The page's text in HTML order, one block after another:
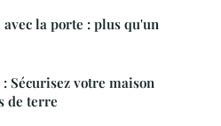
avec la porte : plus qu'un
Sécurisez votre maison
de terre